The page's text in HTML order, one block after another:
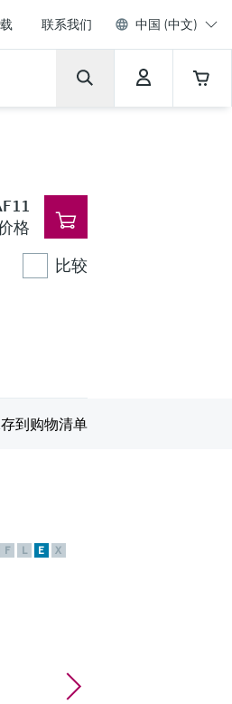
联系我们 中国 (中文)
格
比较
到购物清单
F L E X